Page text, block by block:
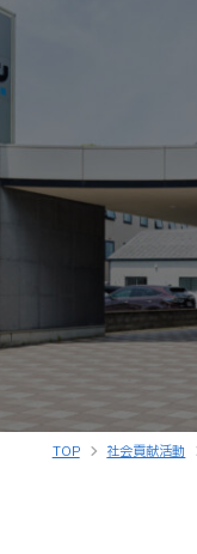
TOP 社会貢献活動